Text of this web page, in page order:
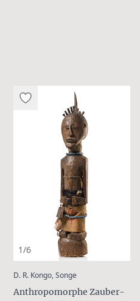
1/6
D. R. Kongo, Songe:
Anthropomorphe Zauber-